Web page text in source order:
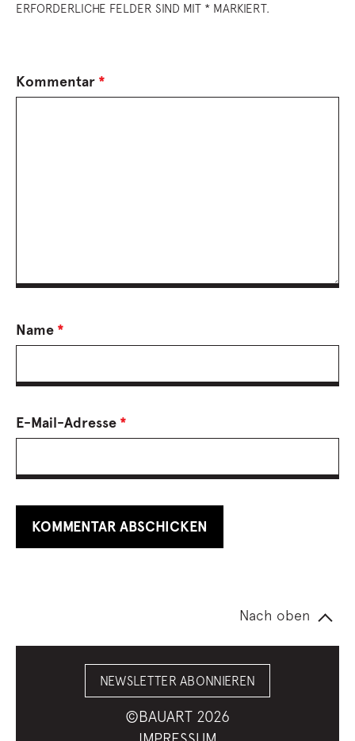
ERFORDERLICHE FELDER SIND MIT * MARKIERT.
Name *
E-Mail-Adresse *
Kommentar *
Nach oben
NEWSLETTER ABONNIEREN
©BAUART 2026